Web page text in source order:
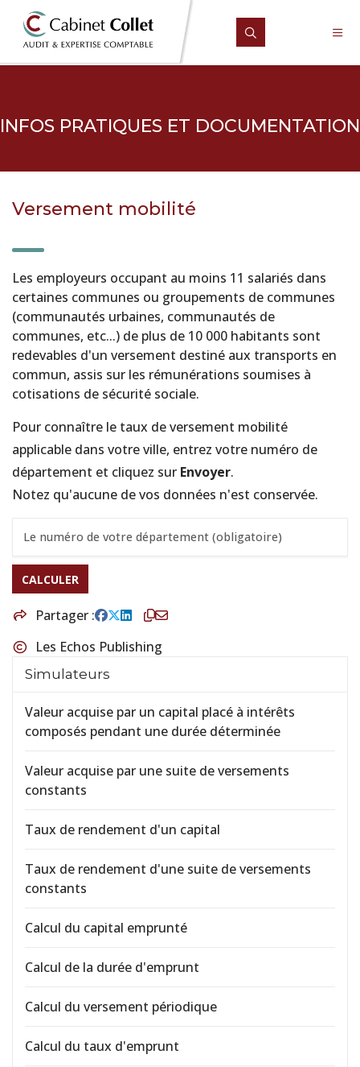
INFOS PRATIQUES ET DOCUMENTATION
Versement mobilité
Les employeurs occupant au moins 11 salariés dans
certaines communes ou groupements de communes
(communautés urbaines, communautés de
communes, etc...) de plus de 10 000 habitants sont
redevables d'un versement destiné aux transports en
commun, assis sur les rémunérations soumises à
cotisations de sécurité sociale.
Pour connaître le taux de versement mobilité
applicable dans votre ville, entrez votre numéro de
département et cliquez sur Envoyer.
Notez qu'aucune de vos données n'est conservée.
Le numéro de votre département (obligatoire)
CALCULER
Partager
Les Echos Publishing
Simulateurs
Valeur acquise par un capital placé à intérêts
composés pendant une durée déterminée
Valeur acquise par une suite de versements
constants
Taux de rendement d'un capital
Taux de rendement d'une suite de versements
constants
Calcul du capital emprunté
Calcul de la durée d'emprunt
Calcul du versement périodique
Calcul du taux d'emprunt